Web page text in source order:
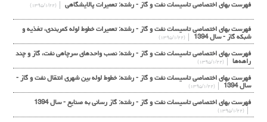
فهرست بهای اختصاصی تاسیسات نفت و گاز - رشته: تعمیرات پالایشگاهی (۱۳۹۵/۱/۲۲)
فهرست بهای اختصاصی تاسیسات نفت و گاز - رشته: تعمیرات خطوط لوله کمربندی، تغذیه و
شبکه گاز - سال 1394
(۱۳۹۵/۱/۲۲)
فهرست بهای اختصاصی تاسیسات نفت و گاز - رشته: نصب واحدهای سرچاهی نفت، گاز و چند
راهه‌ها
(۱۳۹۵/۱/۲۲)
فهرست بهای اختصاصی تاسیسات نفت و گاز - رشته: خطوط لوله بین شهری انتقال نفت و گاز -
سال 1394
(۱۳۹۵/۱/۲۲)
فهرست بهای اختصاصی تاسیسات نفت و گاز - رشته: گاز رسانی به صنایع - سال 1394
(۱۳۹۵/۱/۲۲)